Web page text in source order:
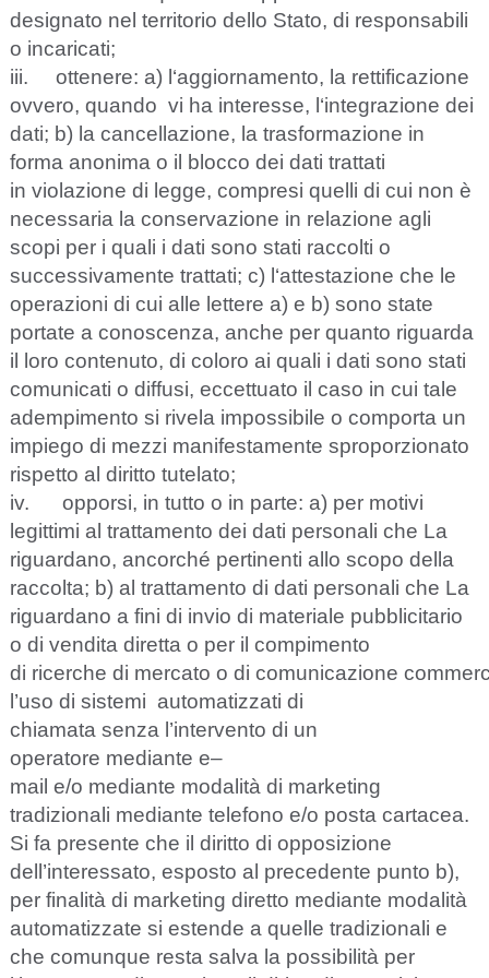
designato ne l territorio de o Stato, di responsabili
o incaricati;
iii.
ottenere: a) ‘aggiornamento, la rettificazione
ovvero, quando vi ha interesse, ‘integrazione dei
dati; b) la cance azione, la trasformazione in
forma anonima o il b locco dei dati trattati
in vio azione di legge, compresi que i di cui non è
necessaria la conservazione in re azione ag li
scopi per i qua li i dati sono stati raccol ti o
successivamente trattati; c) ‘attestazione che le
operazioni di cui a e lettere a) e b) sono state
portate a conoscenza, anche per quanto riguarda
il loro contenuto, di coloro ai qua li i dati sono stati
comunicati o diffusi, eccettuato il caso in cui tale
adempimento si rive la impossibi e o comporta un
impiego di mezzi manifestamente sproporzionato
rispetto al diritto tutel ato;
iv.
opporsi, in tutto o in parte: a) per motivi
legittimi a l trattamento dei dati persona li che La
riguardano, ancorché pertinenti a o scopo de a
raccol ta; b) a l trattamento di dati persona li che La
riguardano a fini di invio di materia le pubbl icitario
o di vendita diretta o per il compimento
di ricerche di mercato o di comunicazione commer
l’uso di sistemi automatizzati di
chiamata senza l’intervento di un
operatore mediante e–
mail e/o mediante moda ità di marketing
tradizionali mediante te lefono e/o posta cartacea.
Si fa presente che il diritto di opposizione
de ’interessato, esposto a l precedente punto b),
per fina ità di marketing diretto mediante moda ità
automatizzate si estende a que e tradizionali e
che comunque resta sa lva la possibi ità per